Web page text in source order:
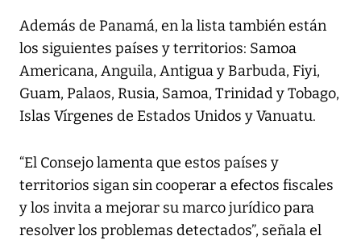
Además de Panamá, en la lista también están
los siguientes países y territorios: Samoa
Americana, Anguila, Antigua y Barbuda, Fiyi,
Guam, Palaos, Rusia, Samoa, Trinidad y Tobago,
Islas Vírgenes de Estados Unidos y Vanuatu.
“El Consejo lamenta que estos países y
territorios sigan sin cooperar a efectos fiscales
y los invita a mejorar su marco jurídico para
resolver los problemas detectados”, señala el